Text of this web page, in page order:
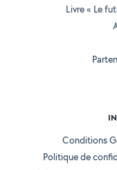
Livre « Le
Conditions
Politique de